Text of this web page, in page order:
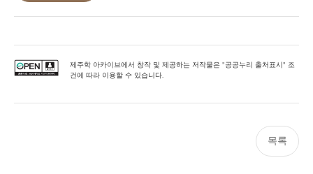
제주학 아카이브에서 창작 및 제공하는 저작물은 "공공누리 출처표시" 조
건에 따라 이용할 수 있습니다.
목록